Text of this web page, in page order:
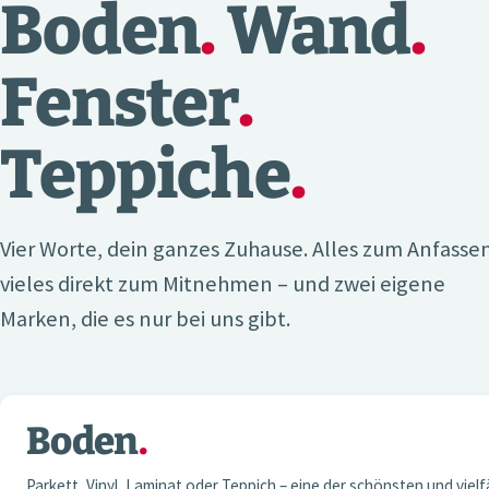
Boden.Wand.
Fenster.
Teppiche.
Vier Worte, dein ganzes Zuhause. Alles zum
vieles direkt zum Mitnehmen – und zwei eigene
Marken, die es nur bei uns gibt.
01 — BODEN
Boden.